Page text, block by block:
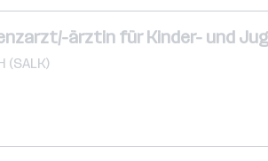
ärztin für Kinder- und